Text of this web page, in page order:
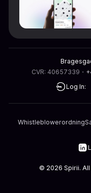
CVR: 40657339 ・
Log In:
Whistleblowerordning
© 2026 Spirii.